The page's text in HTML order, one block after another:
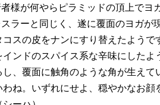
様が何やらピラミッドの頂上でヨ
ラーと同じく、遂に覆面のヨガが
コスの皮をナンにすり替えたよう
インドのスパイス系な辛味にした
し、覆面に触角のような角が生え
わね。いずれにせよ、穏やかなお